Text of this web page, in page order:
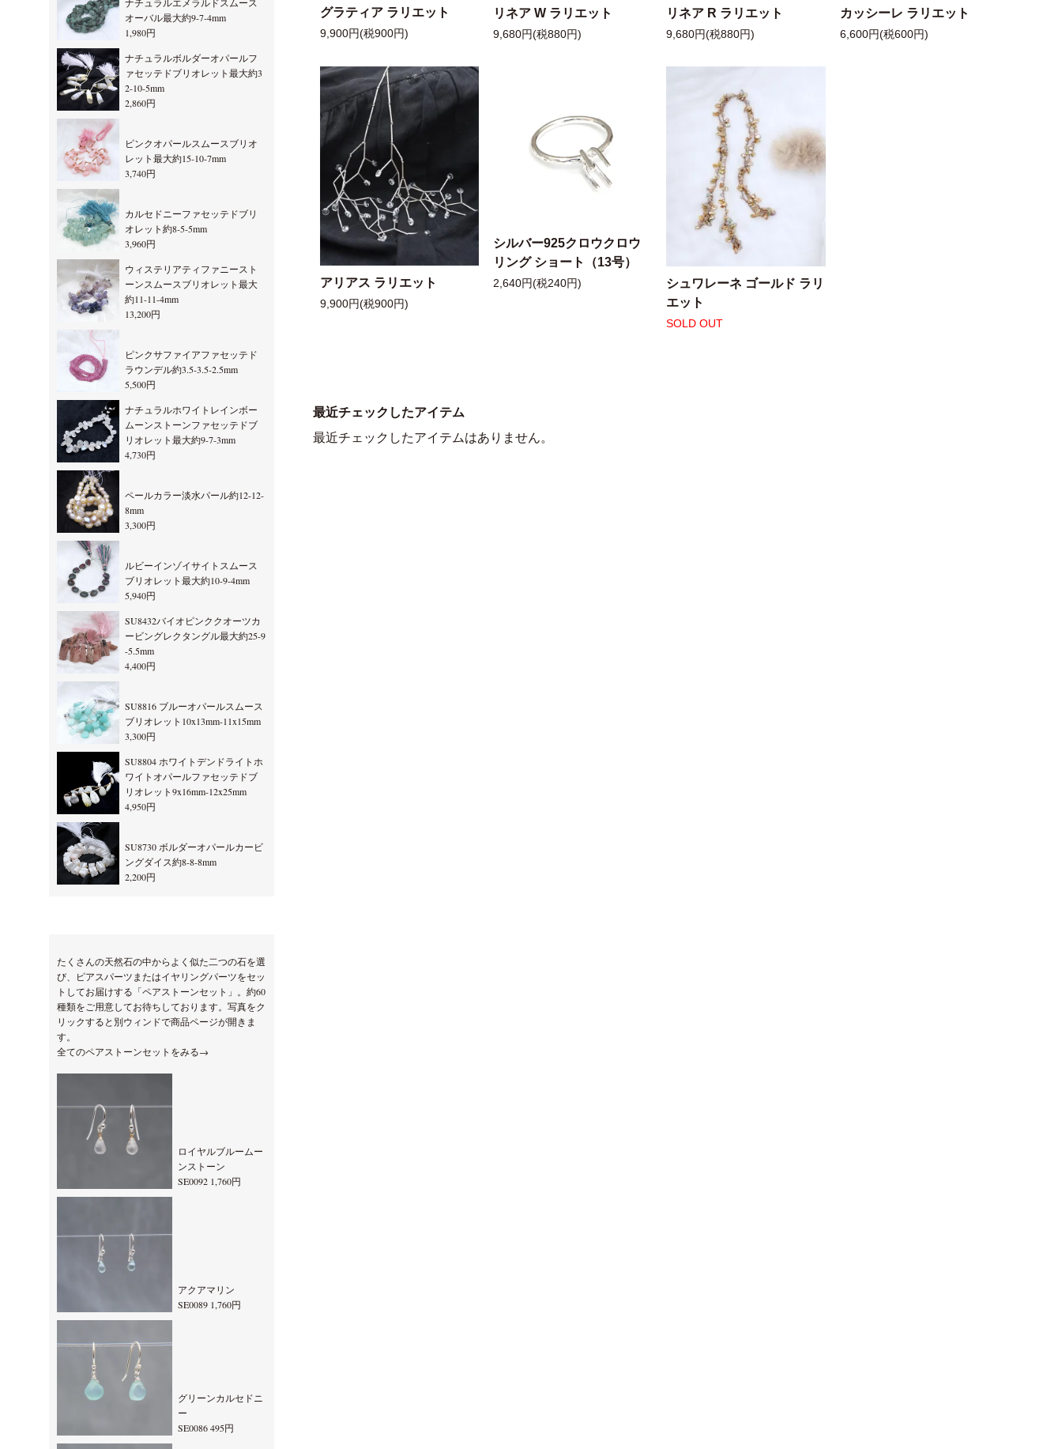
グラティア ラリエット
9,900円(税900円)
リネア W ラリエット
9,680円(税880円)
リネア R ラリエット
9,680円(税880円)
カッシーレ ラリエット
6,600円(税600円)
アリアス ラリエット
9,900円(税900円)
シルバー925クロウクロウ
リング ショート（13号）
2,640円(税240円)
シュワレーネ ゴールド ラリ
エット
SOLD OUT
最近チェックしたアイテム
最近チェックしたアイテムはありません。
ナチュラルエメラルドスムース
オーバル最大約9-7-4mm
1,980円
ナチュラルボルダーオパールフ
ァセッテドブリオレット最大約3
2-10-5mm
2,860円
ピンクオパールスムースブリオ
レット最大約15-10-7mm
3,740円
カルセドニーファセッテドブリ
オレット約8-5-5mm
3,960円
ウィステリアティファニースト
ーンスムースブリオレット最大
約11-11-4mm
13,200円
ピンクサファイアファセッテド
ラウンデル約3.5-3.5-2.5mm
5,500円
ナチュラルホワイトレインボー
ムーンストーンファセッテドブ
リオレット最大約9-7-3mm
4,730円
ペールカラー淡水パール約12-12-
8mm
3,300円
ルビーインゾイサイトスムース
ブリオレット最大約10-9-4mm
5,940円
SU8432バイオピンククオーツカ
ービングレクタングル最大約25-9
-5.5mm
4,400円
SU8816 ブルーオパールスムース
ブリオレット10x13mm-11x15mm
3,300円
SU8804 ホワイトデンドライトホ
ワイトオパールファセッテドブ
リオレット9x16mm-12x25mm
4,950円
SU8730 ボルダーオパールカービ
ングダイス約8-8-8mm
2,200円
たくさんの天然石の中からよく似た二つの石を選
び、ピアスパーツまたはイヤリングパーツをセッ
トしてお届けする「ペアストーンセット」。約60
種類をご用意してお待ちしております。写真をク
リックすると別ウィンドで商品ページが開きま
す。
全てのペアストーンセットをみる→
ロイヤルブルームー
ンストーン
SE0092 1,760円
アクアマリン
SE0089 1,760円
グリーンカルセドニ
ー
SE0086 495円